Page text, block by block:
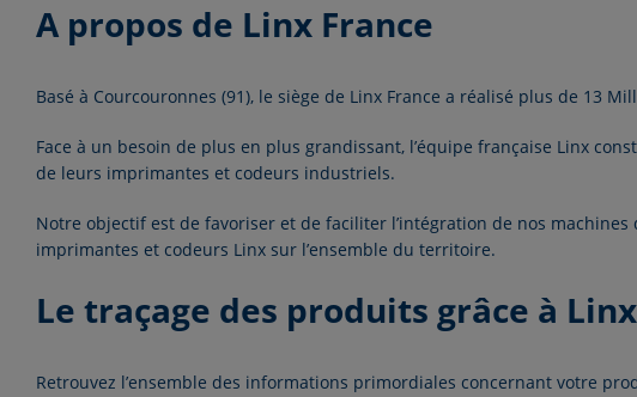
A propos de Linx France
Basé à Courcouronnes (91), le siège de Linx France a réalisé plus de 13
Face à un besoin de plus en plus grandissant, l’équipe française Linx
de leurs imprimantes et codeurs industriels.
Notre objectif est de favoriser et de faciliter l’intégration de nos machines
imprimantes et codeurs Linx sur l’ensemble du territoire.
Le traçage des produits grâce à Linx
Retrouvez l’ensemble des informations primordiales concernant votre